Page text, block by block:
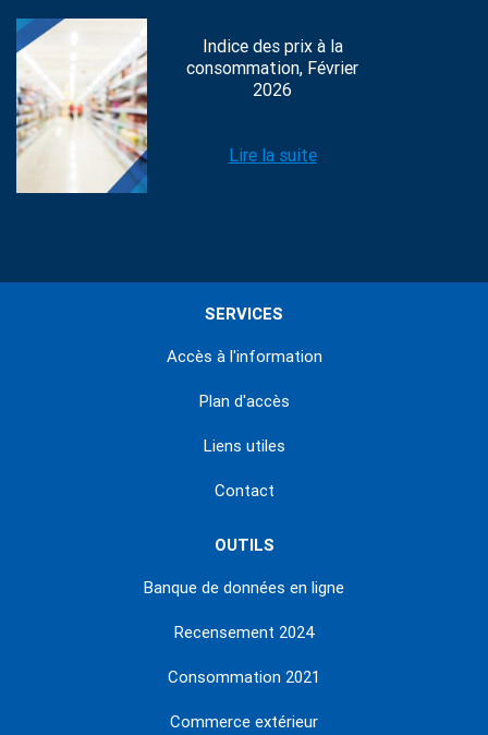
Indice des prix à la
consommation, Février
2026
Lire la suite
SERVICES
Accès à l'information
Plan d'accès
Liens utiles
Contact
OUTILS
Banque de données en ligne
Recensement 2024
Consommation 2021
Commerce extérieur